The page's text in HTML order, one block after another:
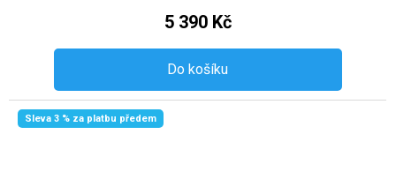
5 390 Kč
Do košíku
Sleva 3 % za platbu předem